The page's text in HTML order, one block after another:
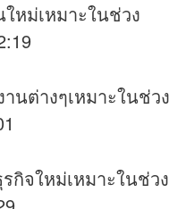
หม่เหมาะในช่วง
นต่างๆเหมาะในช่วง
กิจใหม่เหมาะในช่วง